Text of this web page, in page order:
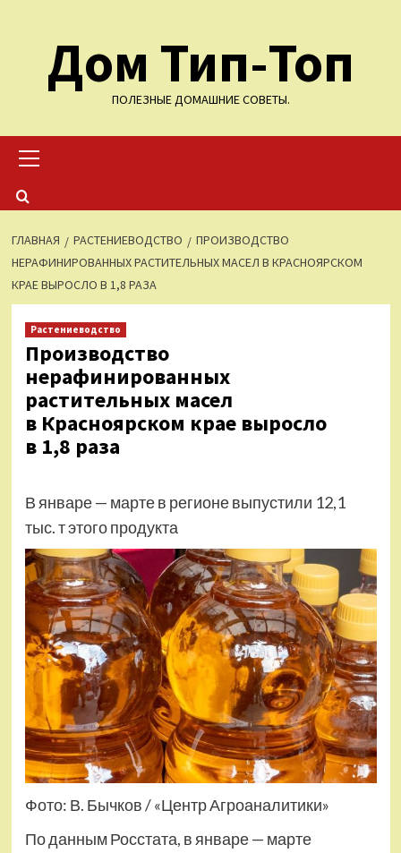
содержимомуДом Тип-Топ
ПОЛЕЗНЫЕ ДОМАШНИЕ СОВЕТЫ.
меню
ГЛАВНАЯ РАСТЕНИЕВОДСТВО
ПРОИЗВОДСТВО
НЕРАФИНИРОВАННЫХ РАСТИТЕЛЬНЫХ МАСЕЛ В КРАСНОЯРСКОМ
КРАЕ ВЫРОСЛО В 1,8 РАЗА
Растениеводство
Производство
нерафинированных
растительных масел
в Красноярском крае выросло
в 1,8 раза
В январе — марте в регионе выпустили 12,1
тыс. т этого продукта
Фото: В. Бычков / «Центр Агроаналитики»
По данным Росстата, в январе — марте